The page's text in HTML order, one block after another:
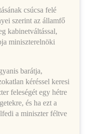
csúcsa felé
szerint az államfő
kabinetváltással,
miniszterelnöki
barátja,
kéréssel keresi
feleségét egy hétre
és ha ezt a
a miniszter féltve